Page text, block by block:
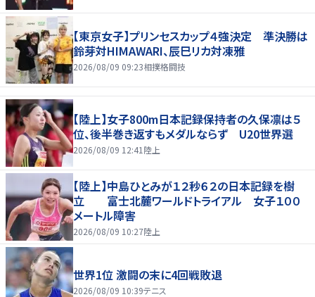
【東京女子】プリンセスカップ４強決定 準決勝は
鈴芽対HIMAWARI、辰巳リカ対凍雅
2026/08/09 09:23相撲格闘技
【陸上】女子800m日本記録保持者の久保凛は５
位、後半巻き返すもメダルならず U20世界選
2026/08/09 12:41 陸上
【陸上】中島ひとみが１２秒６２の日本記録を樹
立 富士北麓ワールドトライアル 女子１００
メートル障害
2026/08/09 10:27陸上
世界1位 激闘の末に4回戦敗退
2026/08/09 10:39テニス